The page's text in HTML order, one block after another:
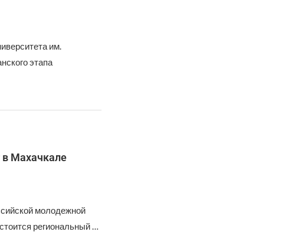
им.
этапа
Махачкале
молодежной
региональный …